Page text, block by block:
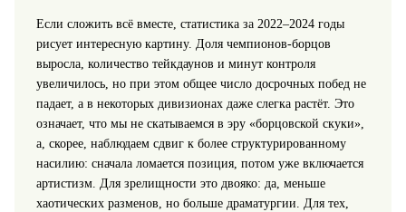
Если сложить всё вместе, статистика за 2022–2024 годы
рисует интересную картину. Доля чемпионов‑борцов
выросла, количество тейкдаунов и минут контроля
увеличилось, но при этом общее число досрочных побед не
падает, а в некоторых дивизионах даже слегка растёт. Это
означает, что мы не скатываемся в эру «борцовской скуки»,
а, скорее, наблюдаем сдвиг к более структурированному
насилию: сначала ломается позиция, потом уже включается
артистизм. Для зрелищности это двояко: да, меньше
хаотических разменов, но больше драматургии. Для тех,